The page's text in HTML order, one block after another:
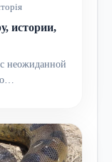
истории,
неожиданной